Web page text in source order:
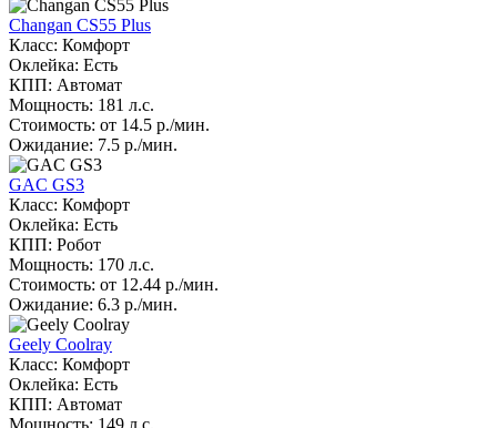
Changan CS55 Plus
Класс: Комфорт
Оклейка: Есть
КПП: Автомат
Мощность: 181 л.с.
Стоимость: от 14.5 р./мин.
Ожидание: 7.5 р./мин.
GAC GS3
Класс: Комфорт
Оклейка: Есть
КПП: Робот
Мощность: 170 л.с.
Стоимость: от 12.44 р./мин.
Ожидание: 6.3 р./мин.
Geely Coolray
Класс: Комфорт
Оклейка: Есть
КПП: Автомат
Мощность: 149 л.с.